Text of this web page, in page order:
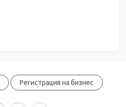
Регистрация на бизнес